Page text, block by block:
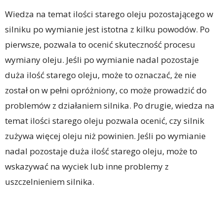
Wiedza na temat ilości starego oleju pozostającego w
silniku po wymianie jest istotna z kilku powodów. Po
pierwsze, pozwala to ocenić skuteczność procesu
wymiany oleju. Jeśli po wymianie nadal pozostaje
duża ilość starego oleju, może to oznaczać, że nie
został on w pełni opróżniony, co może prowadzić do
problemów z działaniem silnika. Po drugie, wiedza na
temat ilości starego oleju pozwala ocenić, czy silnik
zużywa więcej oleju niż powinien. Jeśli po wymianie
nadal pozostaje duża ilość starego oleju, może to
wskazywać na wyciek lub inne problemy z
uszczelnieniem silnika.